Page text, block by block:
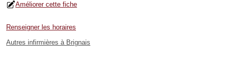
Améliorer cette fiche
Renseigner les horaires
Autres infirmières à Brignais